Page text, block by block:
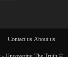
About us
Contact us